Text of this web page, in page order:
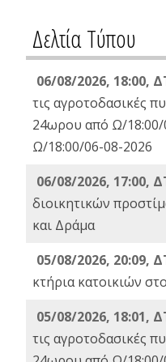
Δελτία Τύπου
06/08/2026, 18:00,
τις αγροτοδασικές
24ωρου από Ω/18:00/
Ω/18:00/06-08-2026
06/08/2026, 17:00,
διοικητικών
και Δράμα
05/08/2026, 20:09,
κτήρια κατοικιών
05/08/2026, 18:01,
τις αγροτοδασικές